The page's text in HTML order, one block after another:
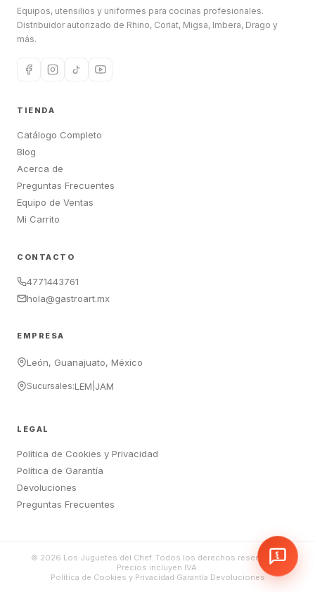
Equipos, utensilios y uniformes para cocinas profesionales.
Distribuidor autorizado de Rhino, Coriat, Migsa, Imbera, Drago y
más.
TIENDA
Catálogo Completo
Blog
Acerca de
Preguntas Frecuentes
Equipo de Ventas
Mi Carrito
CONTACTO
4771443761
hola@gastroart.mx
EMPRESA
León, Guanajuato, México
Sucursales:LEM JAM
LEGAL
Política de Cookies y Privacidad
Política de Garantía
Devoluciones
Preguntas Frecuentes
© 2026 Los Juguetes del Chef. Todos los derechos reservados.
Precios incluyen IVA.
Política de Cookies y Privacidad Garantía Devoluciones